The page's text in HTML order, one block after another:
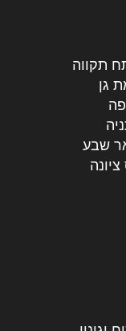
תקווה
גן
שבע
ציונה